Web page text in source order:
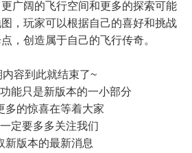
广阔的飞行空间和更多的探索可能
，玩家可以根据自己的喜好和挑战
，创造属于自己的飞行传奇。
内容到此就结束了~
能只是新版本的一小部分
多的惊喜在等着大家
定要多多关注我们
新版本的最新消息